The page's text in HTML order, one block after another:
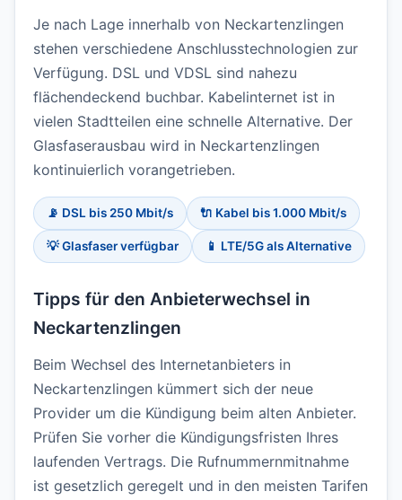
Je nach Lage innerhalb von Neckartenzlingen
stehen verschiedene Anschlusstechnologien zur
Verfügung. DSL und VDSL sind nahezu
flächendeckend buchbar. Kabelinternet ist in
vielen Stadtteilen eine schnelle Alternative. Der
Glasfaserausbau wird in Neckartenzlingen
kontinuierlich vorangetrieben.
📡 DSL bis 250 Mbit/s 🔌 Kabel bis 1.000 Mbit/s
💡 Glasfaser verfügbar 📱 LTE/5G als Alternative
Tipps für den Anbieterwechsel in
Neckartenzlingen
Beim Wechsel des Internetanbieters in
Neckartenzlingen kümmert sich der neue
Provider um die Kündigung beim alten Anbieter.
Prüfen Sie vorher die Kündigungsfristen Ihres
laufenden Vertrags. Die Rufnummernmitnahme
ist gesetzlich geregelt und in den meisten Tarifen